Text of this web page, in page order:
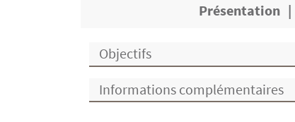
Présentation
Objectifs
Informations complémentaires